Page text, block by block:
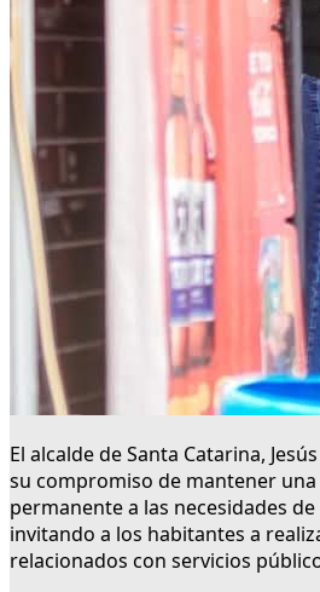
El alcalde de Santa Catarina,
su compromiso de mantener
permanente a las necesidades
invitando a los habitantes a
relacionados con servicios